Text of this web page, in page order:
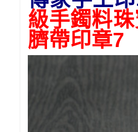
級手鐲料
臍帶印章7